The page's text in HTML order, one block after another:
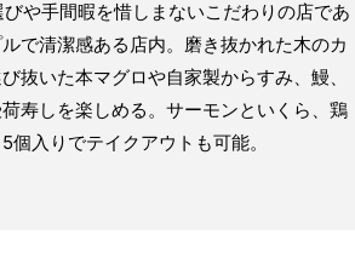
や手間暇を惜しまないこだわりの店であ
で清潔感ある店内。磨き抜かれた木のカ
抜いた本マグロや自家製からすみ、鰻、
寿しを楽しめる。サーモンといくら、鶏
入りでテイクアウトも可能。